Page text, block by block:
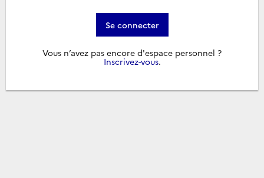
Se connecter
Vous n’avez pas encore d'espace personnel ?
Inscrivez-vous.